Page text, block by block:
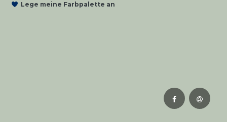
Lege meine Farbpalette an